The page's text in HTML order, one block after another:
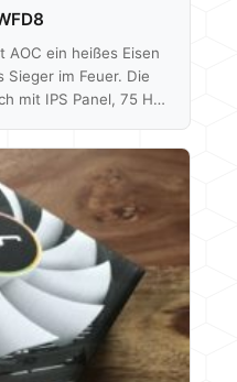
AOC ein heißes Eisen
Sieger im Feuer. Die
mit IPS Panel, 75 Hz,
zu
180€ laut Geizhals.
werden wir
5 können wir auch auf
etc. eingehen und